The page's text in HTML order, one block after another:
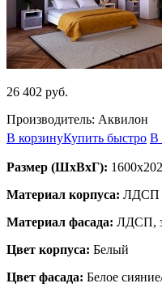
26 402 руб.
Производитель: Аквилон
В корзинуКупить быстро В
Размер (ШхВхГ):
Материал корпуса: ЛДСП
Материал фасада: ЛДСП,
Цвет корпуса: Белый
Цвет фасада: Белое